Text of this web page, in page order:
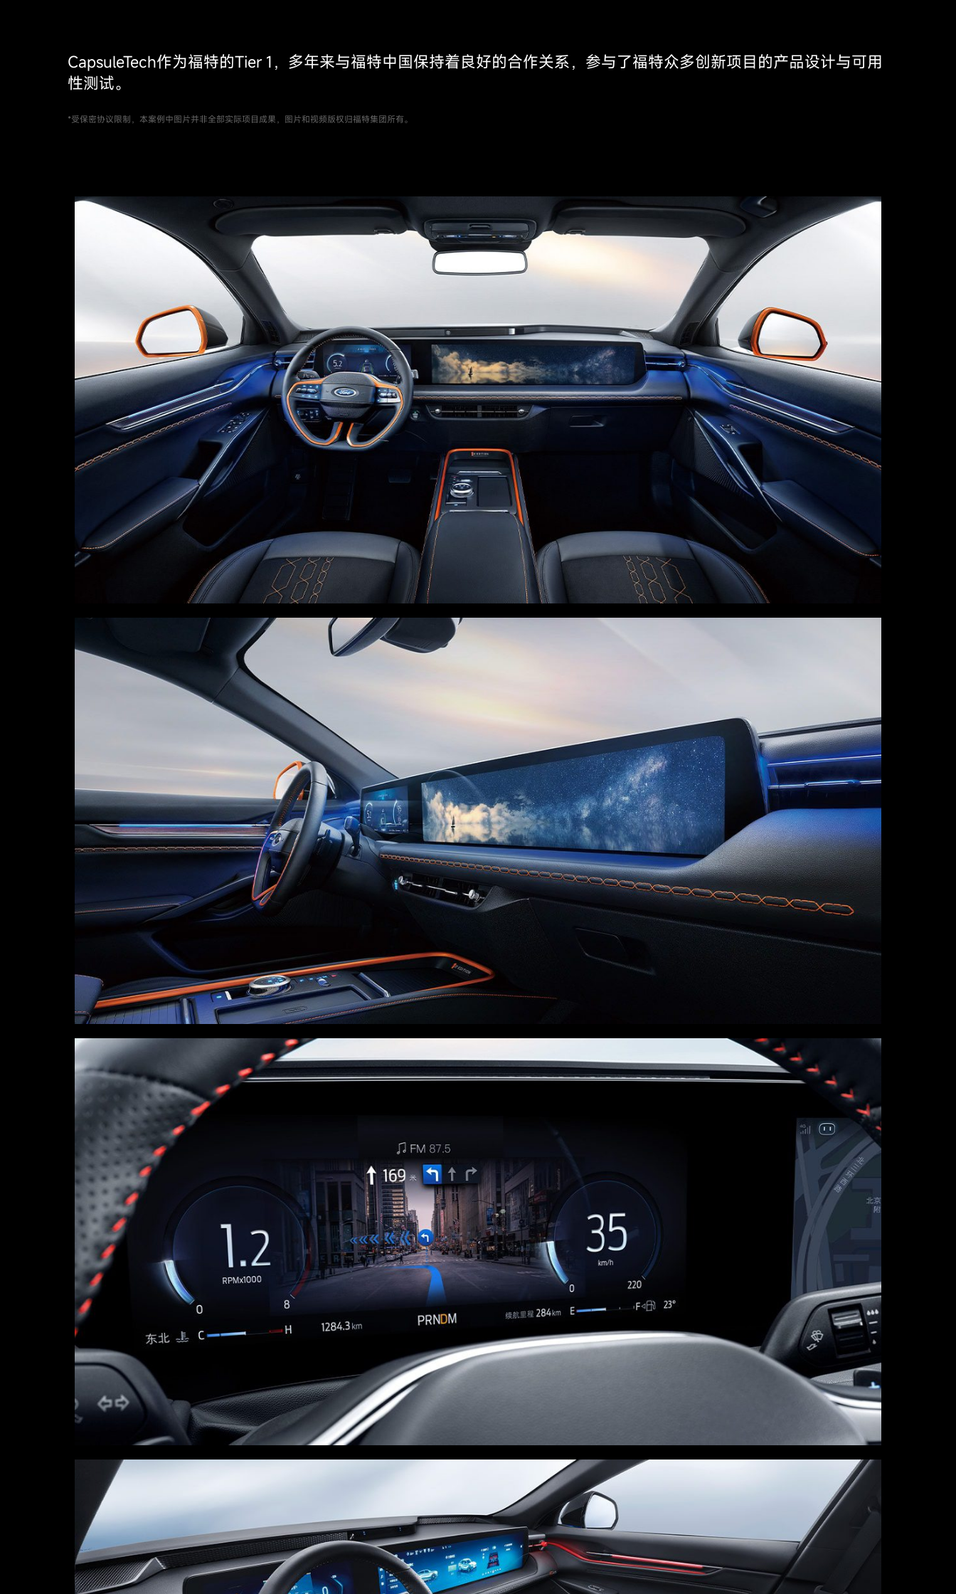
CapsuleTech作为福特的Tier 1，多年来与福特中国保持着良好的合作关系，参与了福特众多创新项目的产品设计与可用
性测试。
*受保密协议限制，本案例中图片并非全部实际项目成果，图片和视频版权归福特集团所有。